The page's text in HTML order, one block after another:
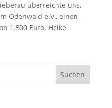
überreichte uns,
Odenwald e.V., einen
1.500 Euro. Heike